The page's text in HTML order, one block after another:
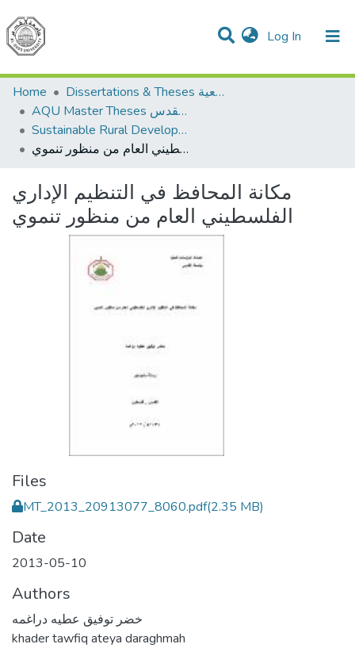
Log In (current)
Communities & Collections
All of DSpace
Home
Dissertations & Theses الرسائل الجامعية
AQU Master Theses الرسائل الجامعية الخاصة بجامعة القدس
Sustainable Rural Development التنمية الريفية المستدامة
مكانة المحافظ في التنظيم الإداري الفلسطيني العام من منظور تنموي
مكانة المحافظ في التنظيم الإداري
الفلسطيني العام من منظور تنموي
Files
MT_2013_20913077_8060.pdf(2.35 MB)
Date
2013-05-10
Authors
خضر توفيق عطيه دراغمه
khader tawfiq ateya daraghmah